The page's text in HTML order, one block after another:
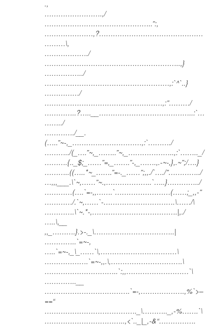
.,
…………………….,/
………………………………………..”:,
…………………,?………………………………………
………\,
………………./
…………………………………………………..,}
……………../
………………………………………………,:`^`..}
……………/
……………………………………………,:”………/
…………..?…..__…………………………………..:`…
……../
…………./__.
(…..”~-,_…………………………,:`………./
………../(_….”~,_……..”~,_………………..,:`…….._/
……….{.._$;_……”=,_…….”-,_…….,.-~-,},.~”;/….}
………..((…..*~_…….”=-._……”;,,./`…./”…………../
…,,,___.\`~,……”~.,………………..`…..}…………../
…………(….`=-,,…….`……………………(……;_,,-”
…………/.`~,……`-………………………….\……/\
………….\`~.*-,……………………………….|,./
…..\,__
,,_……….}.>-._\……………………………..|
…………..`=~-,
…..`=~-,_\_……`\,……………………………\
……………….`=~-,,.\,………………………….\
…………………………..`:,,………………………`\
…………..__
……………………………….`=-,……………….,%`>–
==“
…………………………………._\……….._,-%…….`\
……………………………..,<`.._|_,-&“…………….